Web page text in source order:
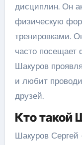
дисциплин. Он
физическую
тренировками.
часто посещает
Шакуров
и любит
друзей.
Кто такой
Шакуров Сергей